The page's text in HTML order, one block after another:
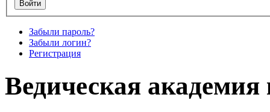
Забыли пароль?
Забыли логин?
Регистрация
Ведическая академия